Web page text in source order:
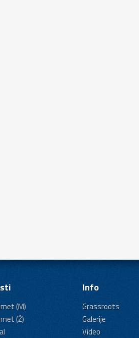
(M)
(Ž)
Info
Grassroots
Galerije
Video